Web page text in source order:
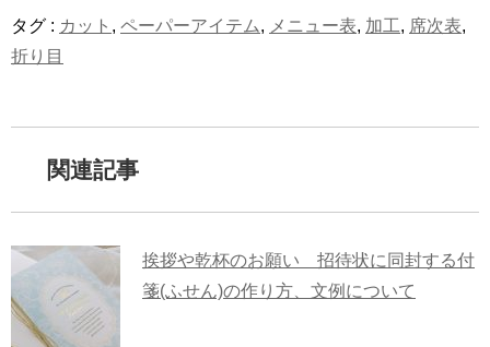
タグ : カット , ペーパーアイテム, メニュー表, 加工, 席次表,
折り目
関連記事
挨拶や乾杯のお願い 招待状に同封する付
箋(ふせん)の作り方、文例について